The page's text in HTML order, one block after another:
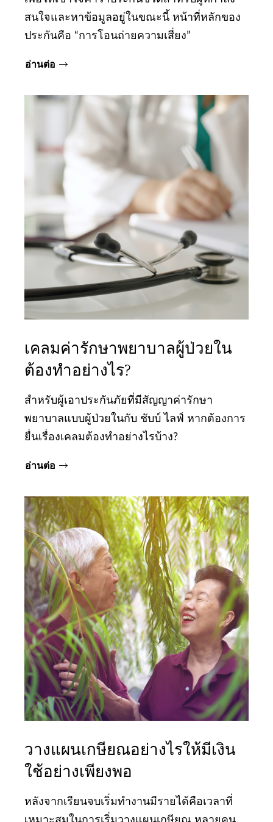
สนใจและหาข้อมูลอยู่ในขณะนี้ หน้าที่หลักของ
ประกันคือ “การโอนถ่ายความเสี่ยง”
อ่านต่อ
เคลมค่ารักษาพยาบาลผู้ป่วยใน
ต้องทำอย่างไร?
สำหรับผู้เอาประกันภัยที่มีสัญญาค่ารักษา
พยาบาลแบบผู้ป่วยในกับ ชับบ์ ไลฟ์ หากต้องการ
ยื่นเรื่องเคลมต้องทำอย่างไรบ้าง?
อ่านต่อ
วางแผนเกษียณอย่างไรให้มีเงิน
ใช้อย่างเพียงพอ
หลังจากเรียนจบเริ่มทำงานมีรายได้คือเวลาที่